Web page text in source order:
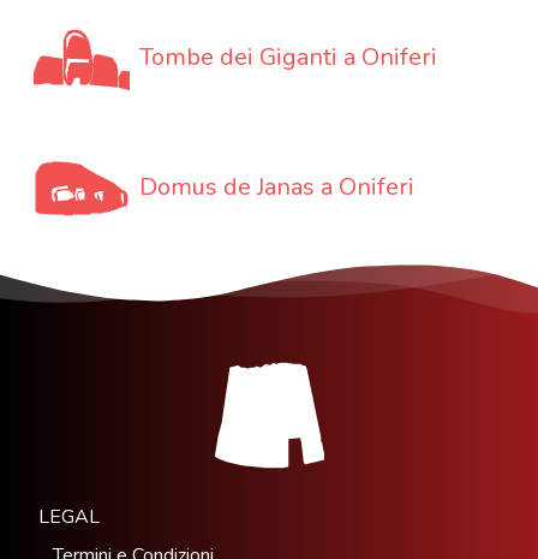
Tombe dei Giganti a Oniferi
Domus de Janas a Oniferi
LEGAL